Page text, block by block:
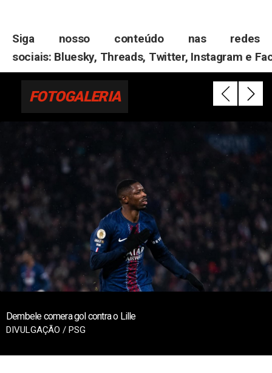
Siga nosso conteúdo nas redes
sociais: Bluesky, Threads, Twitter, Instagram e
FOTOGALERIA
Dembele comera gol contra o Lille
DIVULGAÇÃO / PSG